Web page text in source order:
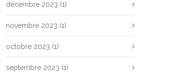
décembre 2023 (1)
novembre 2023 (1)
octobre 2023 (1)
septembre 2023 (1)